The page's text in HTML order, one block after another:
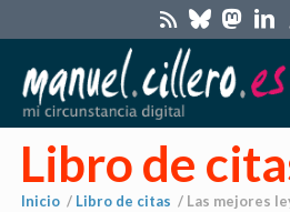
Libro de
Inicio / Libro de citas / Las mejores